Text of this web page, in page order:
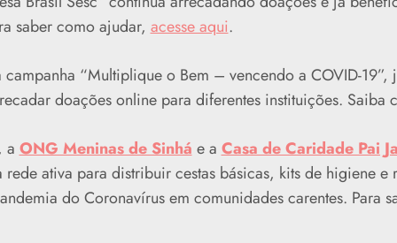
saber como ajudar, acesse aqui.
“Multiplique o Bem – vencendo a COVID-19”,
doações online para diferentes instituições.
a ONG Meninas de Sinhá e a Casa de Caridade Pai
ativa para distribuir cestas básicas, kits de higiene e
do Coronavírus em comunidades carentes. Para